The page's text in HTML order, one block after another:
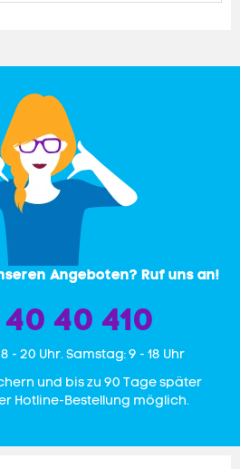
Angeboten? Ruf uns an!
40 410
- 20 Uhr. Samstag: 9 - 18 Uhr
und bis zu 90 Tage später
Hotline-Bestellung möglich.